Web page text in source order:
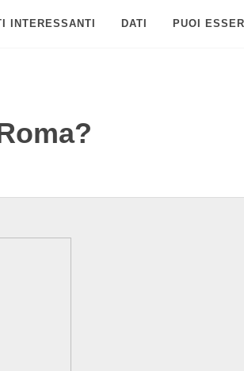
INTERESSANTI DATI PUOI